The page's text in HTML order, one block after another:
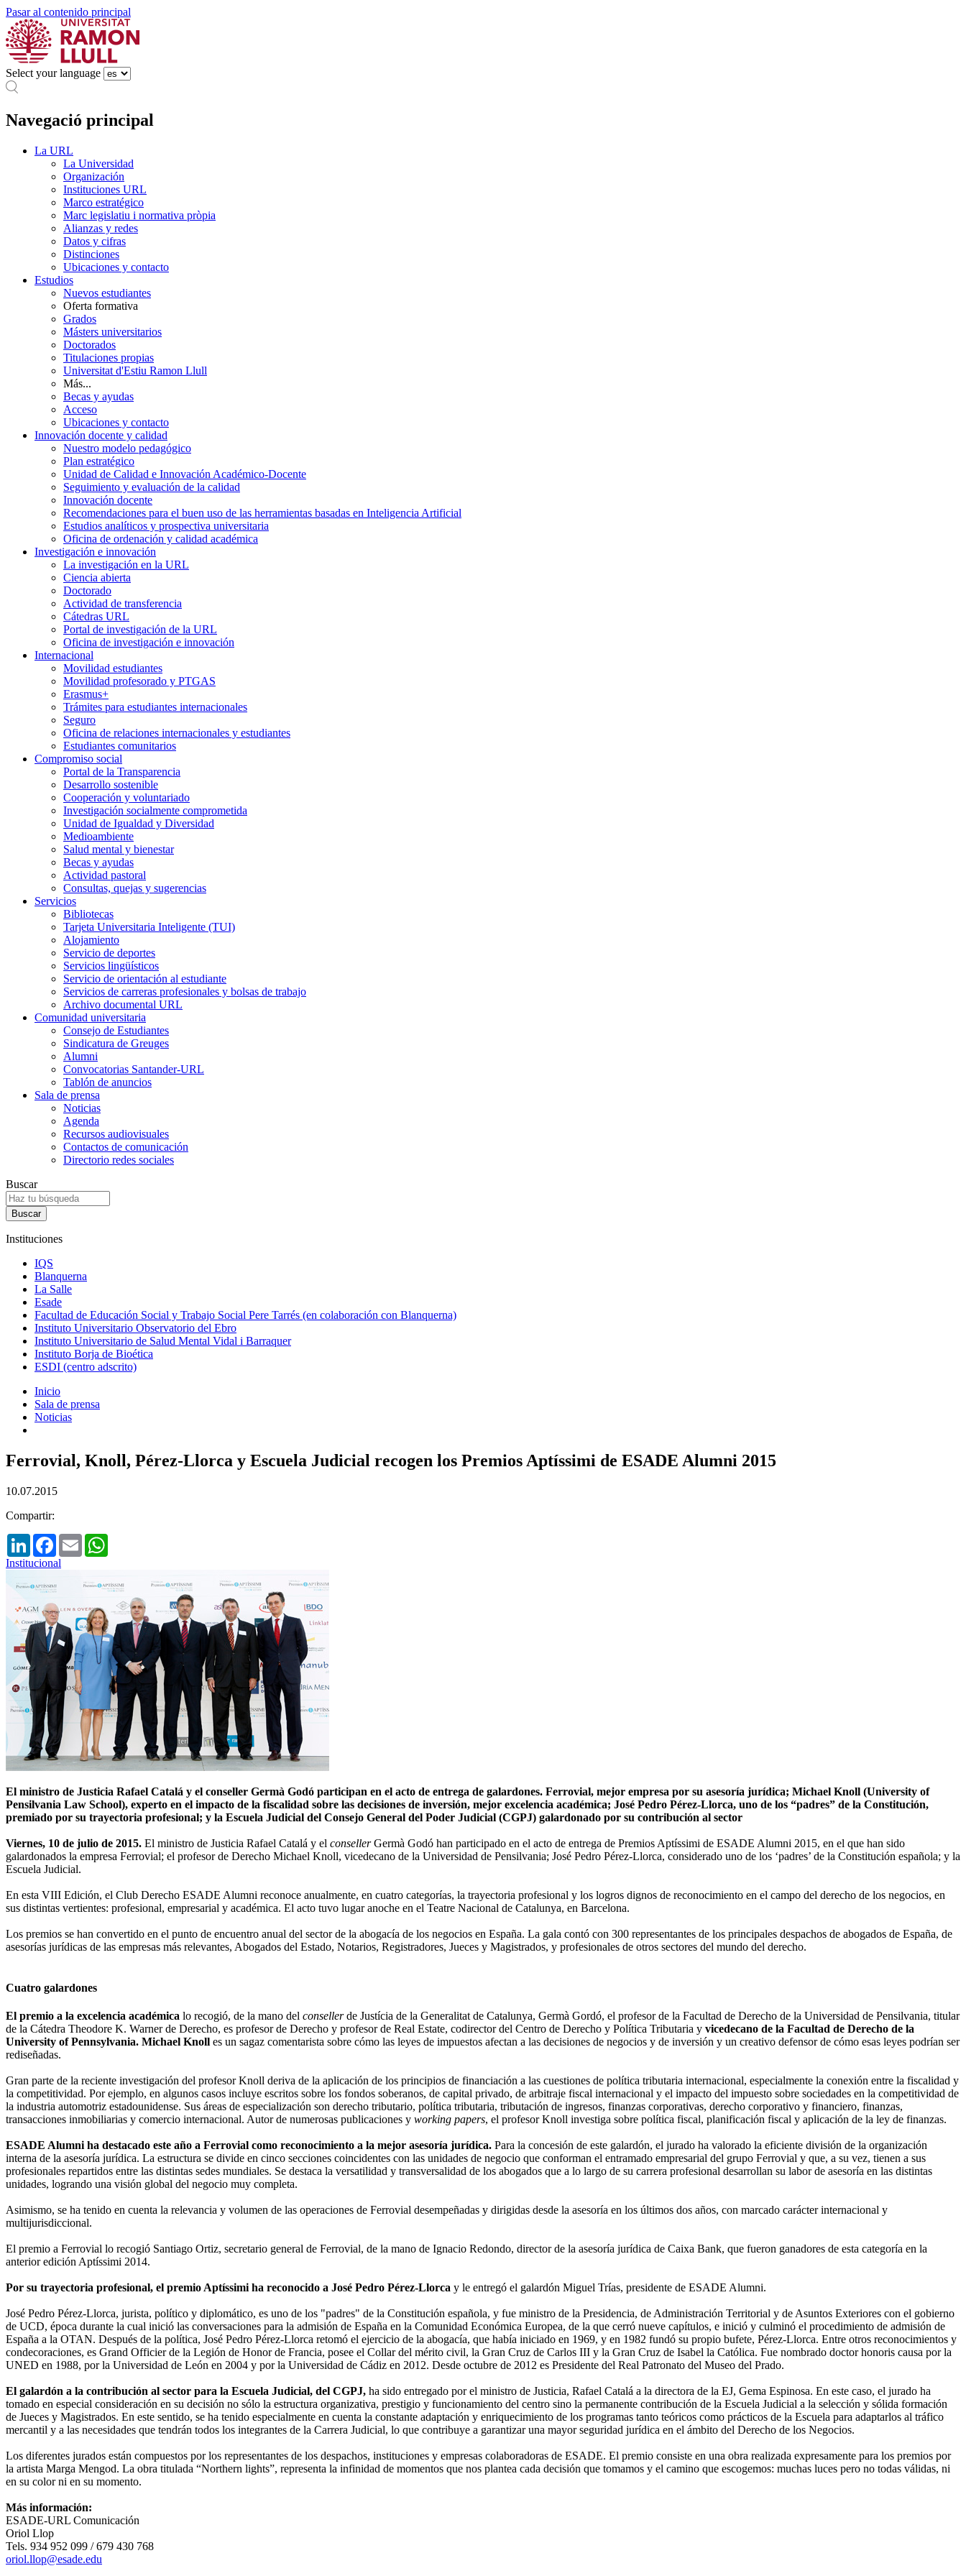
Pasar al contenido principal
Select your language
Navegació principal
La URL
La Universidad
Organización
Instituciones URL
Marco estratégico
Marc legislatiu i normativa pròpia
Alianzas y redes
Datos y cifras
Distinciones
Ubicaciones y contacto
Estudios
Nuevos estudiantes
Oferta formativa
Grados
Másters universitarios
Doctorados
Titulaciones propias
Universitat d'Estiu Ramon Llull
Más...
Becas y ayudas
Acceso
Ubicaciones y contacto
Innovación docente y calidad
Nuestro modelo pedagógico
Plan estratégico
Unidad de Calidad e Innovación Académico-Docente
Seguimiento y evaluación de la calidad
Innovación docente
Recomendaciones para el buen uso de las herramientas basadas en Inteligencia Artificial
Estudios analíticos y prospectiva universitaria
Oficina de ordenación y calidad académica
Investigación e innovación
La investigación en la URL
Ciencia abierta
Doctorado
Actividad de transferencia
Cátedras URL
Portal de investigación de la URL
Oficina de investigación e innovación
Internacional
Movilidad estudiantes
Movilidad profesorado y PTGAS
Erasmus+
Trámites para estudiantes internacionales
Seguro
Oficina de relaciones internacionales y estudiantes
Estudiantes comunitarios
Compromiso social
Portal de la Transparencia
Desarrollo sostenible
Cooperación y voluntariado
Investigación socialmente comprometida
Unidad de Igualdad y Diversidad
Medioambiente
Salud mental y bienestar
Becas y ayudas
Actividad pastoral
Consultas, quejas y sugerencias
Servicios
Bibliotecas
Tarjeta Universitaria Inteligente (TUI)
Alojamiento
Servicio de deportes
Servicios lingüísticos
Servicio de orientación al estudiante
Servicios de carreras profesionales y bolsas de trabajo
Archivo documental URL
Comunidad universitaria
Consejo de Estudiantes
Sindicatura de Greuges
Alumni
Convocatorias Santander-URL
Tablón de anuncios
Sala de prensa
Noticias
Agenda
Recursos audiovisuales
Contactos de comunicación
Directorio redes sociales
Buscar
Instituciones
IQS
Blanquerna
La Salle
Esade
Facultad de Educación Social y Trabajo Social Pere Tarrés (en colaboración con Blanquerna)
Instituto Universitario Observatorio del Ebro
Instituto Universitario de Salud Mental Vidal i Barraquer
Instituto Borja de Bioética
ESDI (centro adscrito)
Inicio
Sala de prensa
Noticias
Ferrovial, Knoll, Pérez-Llorca y Escuela Judicial recogen los Premios Aptíssimi de ESADE Alumni 2015
10.07.2015
Compartir:
LinkedInFacebook
Email
Institucional
El ministro de Justicia Rafael Catalá y el conseller Germà Godó participan en el acto de entrega de galardones. Ferrovial, mejor empresa por su asesoría jurídica; Michael Knoll (University of
Pensilvania Law School), experto en el impacto de la fiscalidad sobre las decisiones de inversión, mejor excelencia académica; José Pedro Pérez-Llorca, uno de los “padres” de la Constitución,
premiado por su trayectoria profesional; y la Escuela Judicial del Consejo General del Poder Judicial (CGPJ) galardonado por su contribución al sector
Viernes, 10 de julio de 2015. El ministro de Justicia Rafael Catalá y el consellerGermà Godó han participado en el acto de entrega de Premios Aptíssimi de ESADE Alumni 2015, en el que han sido
galardonados la empresa Ferrovial; el profesor de Derecho Michael Knoll, vicedecano de la Universidad de Pensilvania; José Pedro Pérez-Llorca, considerado uno de los ‘padres’ de la Constitución española; y la
Escuela Judicial.
En esta VIII Edición, el Club Derecho ESADE Alumni reconoce anualmente, en cuatro categorías, la trayectoria profesional y los logros dignos de reconocimiento en el campo del derecho de los negocios, en
sus distintas vertientes: profesional, empresarial y académica. El acto tuvo lugar anoche en el Teatre Nacional de Catalunya, en Barcelona.
Los premios se han convertido en el punto de encuentro anual del sector de la abogacía de los negocios en España. La gala contó con 300 representantes de los principales despachos de abogados de España, de
asesorías jurídicas de las empresas más relevantes, Abogados del Estado, Notarios, Registradores, Jueces y Magistrados, y profesionales de otros sectores del mundo del derecho.
Cuatro galardones
El premio a la excelencia académica lo recogió, de la mano del consellerde Justícia de la Generalitat de Catalunya, Germà Gordó, el profesor de la Facultad de Derecho de la Universidad de Pensilvania, titular
de la Cátedra Theodore K. Warner de Derecho, es profesor de Derecho y profesor de Real Estate, codirector del Centro de Derecho y Política Tributaria y vicedecano de la Facultad de Derecho de la
University of Pennsylvania. Michael Knoll es un sagaz comentarista sobre cómo las leyes de impuestos afectan a las decisiones de negocios y de inversión y un creativo defensor de cómo esas leyes podrían ser
rediseñadas.
Gran parte de la reciente investigación del profesor Knoll deriva de la aplicación de los principios de financiación a las cuestiones de política tributaria internacional, especialmente la conexión entre la fiscalidad y
la competitividad. Por ejemplo, en algunos casos incluye escritos sobre los fondos soberanos, de capital privado, de arbitraje fiscal internacional y el impacto del impuesto sobre sociedades en la competitividad de
la industria automotriz estadounidense. Sus áreas de especialización son derecho tributario, política tributaria, tributación de ingresos, finanzas corporativas, derecho corporativo y financiero, finanzas,
transacciones inmobiliarias y comercio internacional. Autor de numerosas publicaciones y working papers, el profesor Knoll investiga sobre política fiscal, planificación fiscal y aplicación de la ley de finanzas.
ESADE Alumni ha destacado este año a Ferrovial como reconocimiento a la mejor asesoría jurídica. Para la concesión de este galardón, el jurado ha valorado la eficiente división de la organización
interna de la asesoría jurídica. La estructura se divide en cinco secciones coincidentes con las unidades de negocio que conforman el entramado empresarial del grupo Ferrovial y que, a su vez, tienen a sus
profesionales repartidos entre las distintas sedes mundiales. Se destaca la versatilidad y transversalidad de los abogados que a lo largo de su carrera profesional desarrollan su labor de asesoría en las distintas
unidades, logrando una visión global del negocio muy completa.
Asimismo, se ha tenido en cuenta la relevancia y volumen de las operaciones de Ferrovial desempeñadas y dirigidas desde la asesoría en los últimos dos años, con marcado carácter internacional y
multijurisdiccional.
El premio a Ferrovial lo recogió Santiago Ortiz, secretario general de Ferrovial, de la mano de Ignacio Redondo, director de la asesoría jurídica de Caixa Bank, que fueron ganadores de esta categoría en la
anterior edición Aptíssimi 2014.
Por su trayectoria profesional, el premio Aptíssimi ha reconocido a José Pedro Pérez-Llorca y le entregó el galardón Miguel Trías, presidente de ESADE Alumni.
José Pedro Pérez-Llorca, jurista, político y diplomático, es uno de los "padres" de la Constitución española, y fue ministro de la Presidencia, de Administración Territorial y de Asuntos Exteriores con el gobierno
de UCD, época durante la cual inició las conversaciones para la admisión de España en la Comunidad Económica Europea, de la que cerró nueve capítulos, e inició y culminó el procedimiento de admisión de
España a la OTAN. Después de la política, José Pedro Pérez-Llorca retomó el ejercicio de la abogacía, que había iniciado en 1969, y en 1982 fundó su propio bufete, Pérez-Llorca. Entre otros reconocimientos y
condecoraciones, es Grand Officier de la Legión de Honor de Francia, posee el Collar del mérito civil, la Gran Cruz de Carlos III y la Gran Cruz de Isabel la Católica. Fue nombrado doctor honoris causa por la
UNED en 1988, por la Universidad de León en 2004 y por la Universidad de Cádiz en 2012. Desde octubre de 2012 es Presidente del Real Patronato del Museo del Prado.
El galardón a la contribución al sector para la Escuela Judicial, del CGPJ, ha sido entregado por el ministro de Justicia, Rafael Catalá a la directora de la EJ, Gema Espinosa. En este caso, el jurado ha
tomado en especial consideración en su decisión no sólo la estructura organizativa, prestigio y funcionamiento del centro sino la permanente contribución de la Escuela Judicial a la selección y sólida formación
de Jueces y Magistrados. En este sentido, se ha tenido especialmente en cuenta la constante adaptación y enriquecimiento de los programas tanto teóricos como prácticos de la Escuela para adaptarlos al tráfico
mercantil y a las necesidades que tendrán todos los integrantes de la Carrera Judicial, lo que contribuye a garantizar una mayor seguridad jurídica en el ámbito del Derecho de los Negocios.
Los diferentes jurados están compuestos por los representantes de los despachos, instituciones y empresas colaboradoras de ESADE. El premio consiste en una obra realizada expresamente para los premios por
la artista Marga Mengod. La obra titulada “Northern lights”, representa la infinidad de momentos que nos plantea cada decisión que tomamos y el camino que escogemos: muchas luces pero no todas válidas, ni
en su color ni en su momento.
Más información:
ESADE-URL Comunicación
Oriol Llop
Tels. 934 952 099 / 679 430 768
oriol.llop@esade.edu